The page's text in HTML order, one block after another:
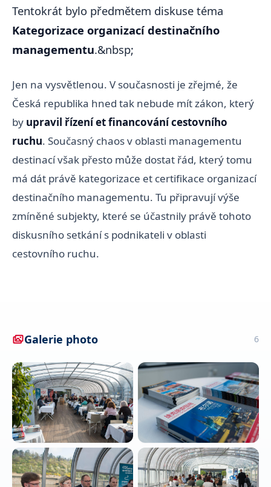
Tentokrát bylo předmětem diskuse téma
Kategorizace organizací destinačního
managementu.&nbsp;
Jen na vysvětlenou. V současnosti je zřejmé, že
Česká republika hned tak nebude mít zákon, který
by upravil řízení et financování cestovního
ruchu. Současný chaos v oblasti managementu
destinací však přesto může dostat řád, který tomu
má dát právě kategorizace et certifikace organizací
destinačního managementu. Tu připravují výše
zmíněné subjekty, které se účastnily právě tohoto
diskusního setkání s podnikateli v oblasti
cestovního ruchu.
Galerie photo 6